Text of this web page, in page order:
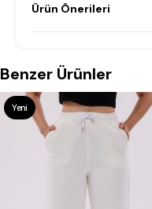
Ürün Önerileri
Benzer Ürünler
Yeni